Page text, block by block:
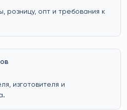
розницу, опт и требования к
изготовителя и